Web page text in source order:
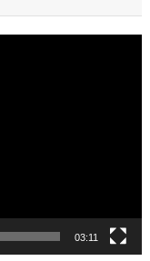
03:11